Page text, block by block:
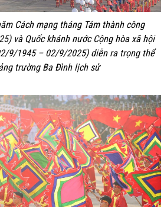
Cách mạng tháng Tám thành công
và Quốc khánh nước Cộng hòa xã hội
9/1945 – 02/9/2025) diễn ra trọng thể
trường Ba Đình lịch sử